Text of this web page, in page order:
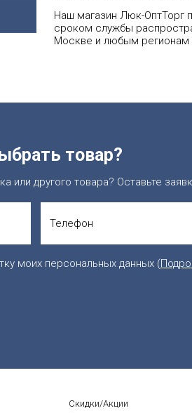
Наш магазин Люк-ОптТорг
сроком службы
Москве и любым регионам
товар?
или другого товара? Оставьте
моих персональных данных (
Скидки/Акции